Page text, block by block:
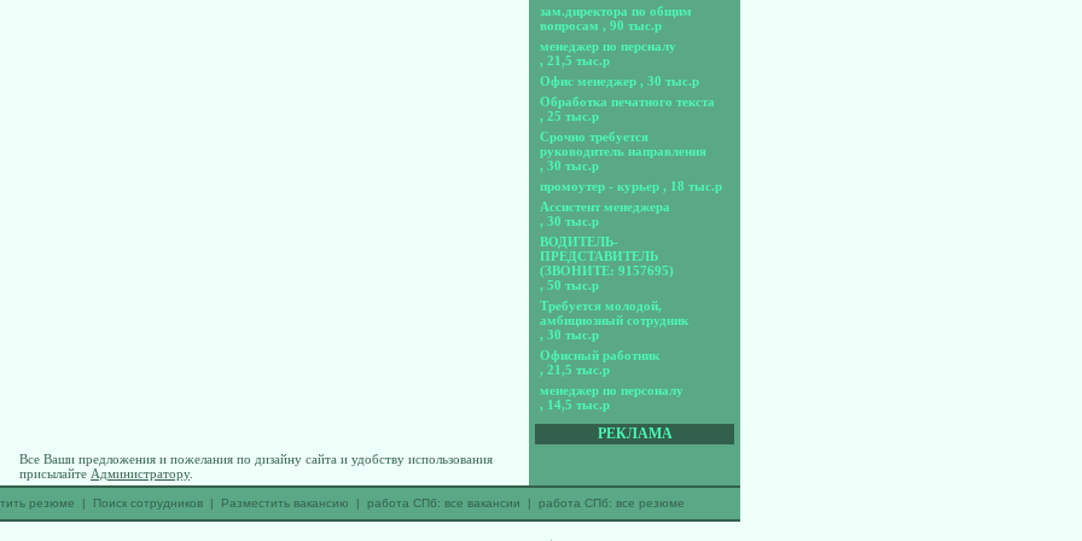
зам.директора по общим
вопросам , 90 тыс.р
менеджер по персналу
, 21,5 тыс.р
Офис менеджер , 30 тыс.р
Обработка печатного текста
, 25 тыс.р
Срочно требуется
руководитель направления
, 30 тыс.р
промоутер - курьер , 18 тыс.р
Ассистент менеджера
, 30 тыс.р
ВОДИТЕЛЬ-
ПРЕДСТАВИТЕЛЬ
(ЗВОНИТЕ: 9157695)
, 50 тыс.р
Требуется молодой,
амбициозный сотрудник
, 30 тыс.р
Офисный работник
, 21,5 тыс.р
менеджер по персоналу
, 14,5 тыс.р
РЕКЛАМА
Все Ваши предложения и пожелания по дизайну сайта и удобству использования
присылайте Администратору.
резюме | Поиск сотрудников| Разместить вакансию | работа СПб: все вакансии | работа СПб: все резюме